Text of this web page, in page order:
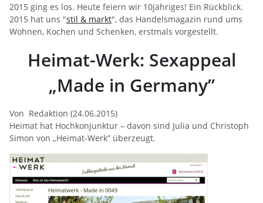
2015 ging es los. Heute feiern wir 10jähriges! Ein Rückblick.
2015 hat uns "stil & markt", das Handelsmagazin rund ums
Wohnen, Kochen und Schenken, erstmals vorgestellt.
Heimat-Werk: Sexappeal
„Made in Germany”
Von Redaktion (24.06.2015)
Heimat hat Hochkonjunktur – davon sind Julia und Christoph
Simon von „Heimat-Werk” überzeugt.